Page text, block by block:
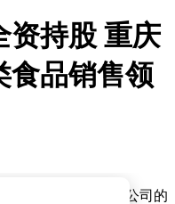
资持股 重庆
食品销售领
重庆嵩品科技有限公司的